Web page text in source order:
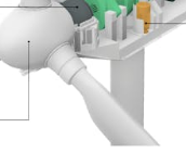
ŠKODA 130 VUOTTA